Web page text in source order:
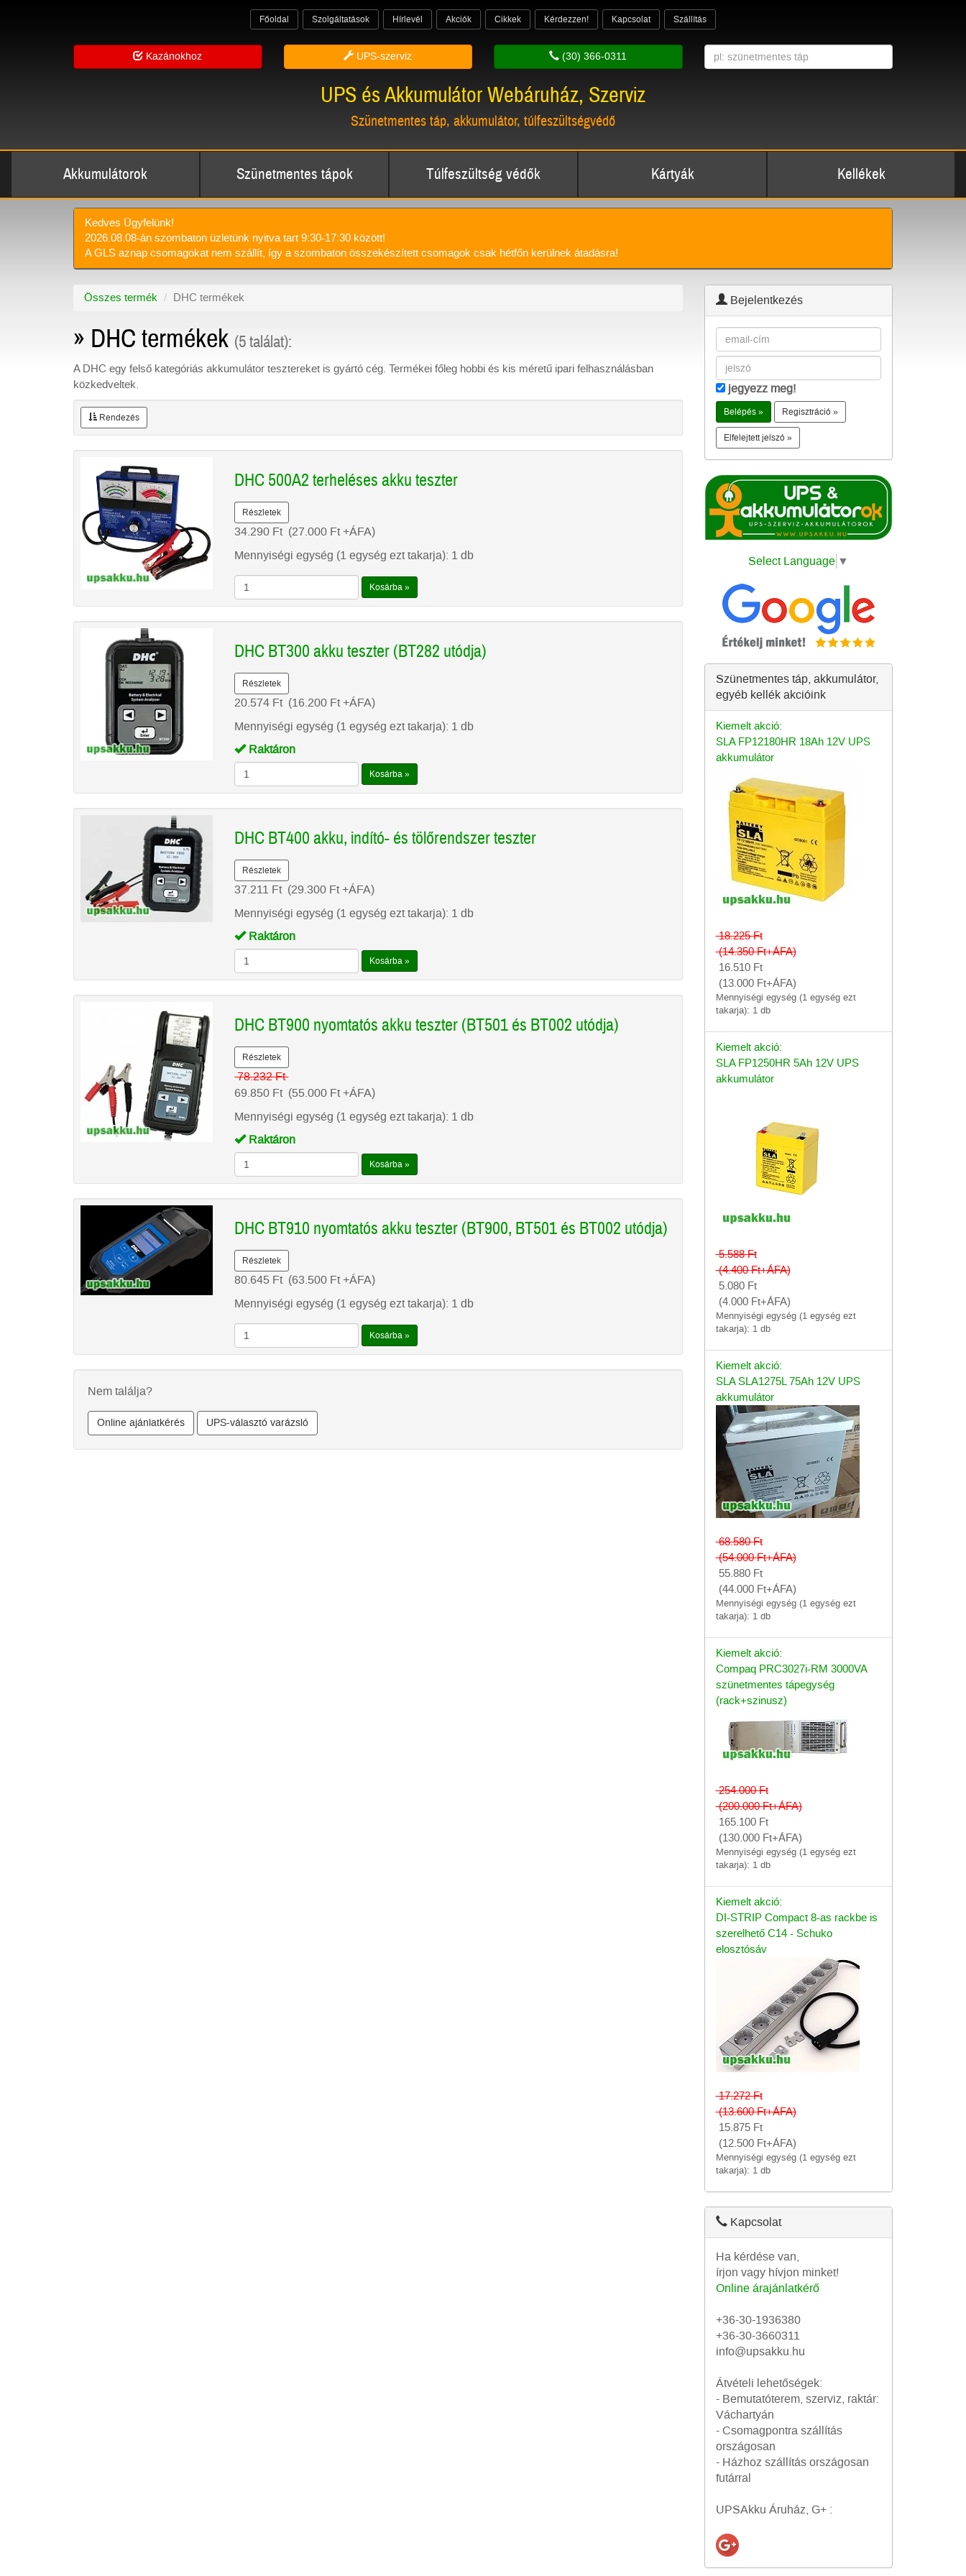
Főoldal Szolgáltatások Hírlevél Akciók Cikkek Kérdezzen! Kapcsolat Szállítás
Kazánokhoz UPS-szerviz (30) 366-0311
UPS és Akkumulátor Webáruház, Szerviz
Szünetmentes táp, akkumulátor, túlfeszültségvédő
Akkumulátorok Szünetmentes tápok Túlfeszültség védők Kártyák Kellékek
Kedves Ügyfelünk!
2026.08.08-án szombaton üzletünk nyitva tart 9:30-17:30 között!
A GLS aznap csomagokat nem szállít, így a szombaton összekészített csomagok csak hétfőn kerülnek átadásra!
Összes termék DHC termékek
» DHC termékek (5 találat):
A DHC egy felső kategóriás akkumulátor tesztereket is gyártó cég. Termékei főleg hobbi és kis méretű ipari felhasználásban
közkedveltek.
Rendezés
DHC 500A2 terheléses akku teszter
Részletek
34.290 Ft(27.000 Ft+ÁFA)
Mennyiségi egység (1 egység ezt takarja): 1 db
Kosárba »
DHC BT300 akku teszter (BT282 utódja)
Részletek
20.574 Ft(16.200 Ft+ÁFA)
Mennyiségi egység (1 egység ezt takarja): 1 db
Raktáron
Kosárba »
DHC BT400 akku, indító- és tölőrendszer teszter
Részletek
37.211 Ft(29.300 Ft+ÁFA)
Mennyiségi egység (1 egység ezt takarja): 1 db
Raktáron
Kosárba »
DHC BT900 nyomtatós akku teszter (BT501 és BT002 utódja)
Részletek
78.232Ft
69.850 Ft(55.000 Ft+ÁFA)
Mennyiségi egység (1 egység ezt takarja): 1 db
Raktáron
Kosárba »
DHC BT910 nyomtatós akku teszter (BT900, BT501 és BT002 utódja)
Részletek
80.645 Ft(63.500 Ft+ÁFA)
Mennyiségi egység (1 egység ezt takarja): 1 db
Kosárba »
Nem találja?
Online ajánlatkérés UPS-választó varázsló
Bejelentkezés
jegyezz meg!
Regisztráció »
Elfelejtett jelszó »
Select Language ▼
Szünetmentes táp, akkumulátor,
egyéb kellék akcióink
Kiemelt akció:
SLA FP12180HR 18Ah 12V UPS
akkumulátor
18.225Ft
(14.350Ft+ÁFA)
16.510 Ft
(13.000 Ft+ÁFA)
Mennyiségi egység (1 egység ezt
takarja): 1 db
Kiemelt akció:
SLA FP1250HR 5Ah 12V UPS
akkumulátor
5.588Ft
(4.400Ft+ÁFA)
5.080 Ft
(4.000 Ft+ÁFA)
Mennyiségi egység (1 egység ezt
takarja): 1 db
Kiemelt akció:
SLA SLA1275L 75Ah 12V UPS
akkumulátor
68.580Ft
(54.000Ft+ÁFA)
55.880 Ft
(44.000 Ft+ÁFA)
Mennyiségi egység (1 egység ezt
takarja): 1 db
Kiemelt akció:
Compaq PRC3027i-RM 3000VA
szünetmentes tápegység
(rack+szinusz)
254.000Ft
(200.000Ft+ÁFA)
165.100 Ft
(130.000 Ft+ÁFA)
Mennyiségi egység (1 egység ezt
takarja): 1 db
Kiemelt akció:
DI-STRIP Compact 8-as rackbe is
szerelhető C14 - Schuko
elosztósáv
17.272Ft
(13.600Ft+ÁFA)
15.875 Ft
(12.500 Ft+ÁFA)
Mennyiségi egység (1 egység ezt
takarja): 1 db
Kapcsolat
Ha kérdése van,
írjon vagy hívjon minket!
Online árajánlatkérő
+36-30-1936380
+36-30-3660311
info@upsakku.hu
Átvételi lehetőségek:
- Bemutatóterem, szerviz, raktár:
Váchartyán
- Csomagpontra szállítás
országosan
- Házhoz szállítás országosan
futárral
UPSAkku Áruház, G+ :